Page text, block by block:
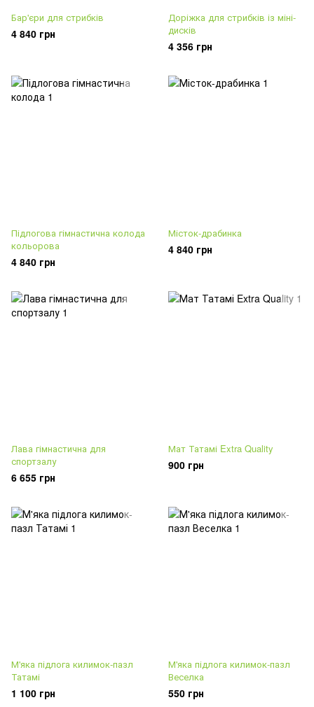
Бар'єри для стрибків
4 840 грн
Доріжка для стрибків із міні-
дисків
4 356 грн
Підлогова гімнастична колода
кольорова
4 840 грн
Місток-драбинка
4 840 грн
Лава гімнастична для
спортзалу
6 655 грн
Мат Татамі Extra Quality
900 грн
М'яка підлога килимок-пазл
Татамі
1 100 грн
М'яка підлога килимок-пазл
Веселка
550 грн